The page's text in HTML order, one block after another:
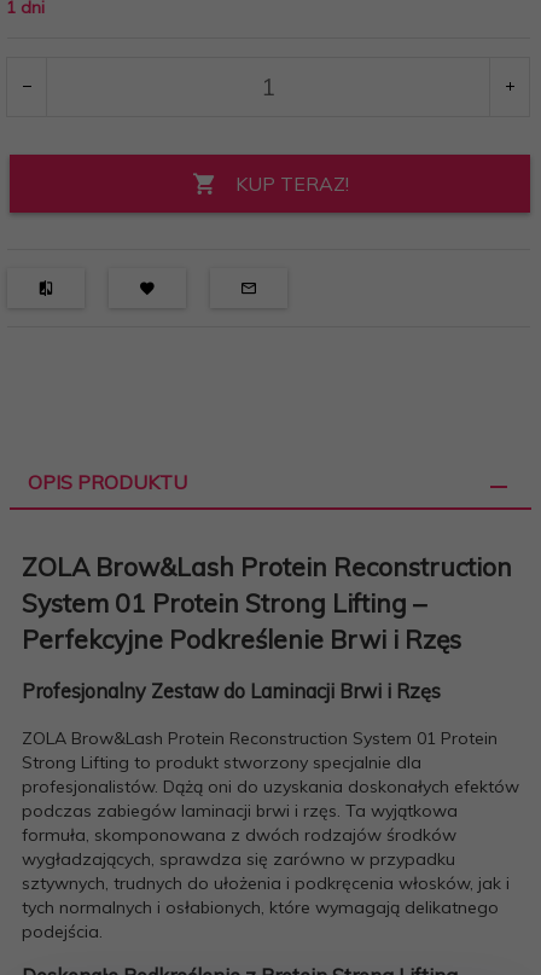
1 dni
KUP TERAZ!
OPIS PRODUKTU
ZOLA Brow&Lash Protein Reconstruction
System 01 Protein Strong Lifting –
Perfekcyjne Podkreślenie Brwi i Rzęs
Profesjonalny Zestaw do Laminacji Brwi i Rzęs
ZOLA Brow&Lash Protein Reconstruction System 01 Protein
Strong Lifting to produkt stworzony specjalnie dla
profesjonalistów. Dążą oni do uzyskania doskonałych efektów
podczas zabiegów laminacji brwi i rzęs. Ta wyjątkowa
formuła, skomponowana z dwóch rodzajów środków
wygładzających, sprawdza się zarówno w przypadku
sztywnych, trudnych do ułożenia i podkręcenia włosków, jak i
tych normalnych i osłabionych, które wymagają delikatnego
podejścia.